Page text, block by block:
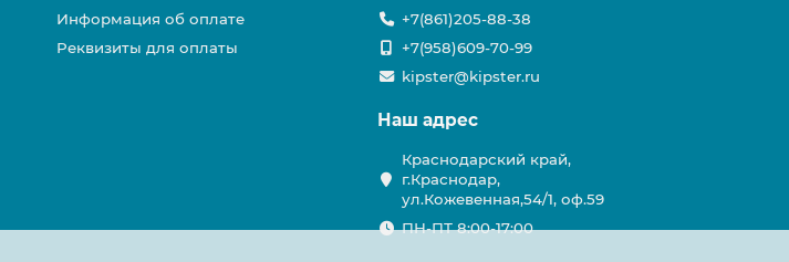
Информация об оплате
Реквизиты для оплаты
+7(861)205-88-38
+7(958)609-70-99
kipster@kipster.ru
Наш адрес
Краснодарский край,
г.Краснодар,
ул.Кожевенная,54/1, оф.59
ПН-ПТ 8:00-17:00